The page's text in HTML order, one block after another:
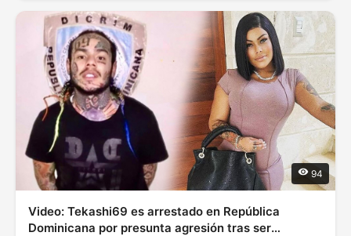
94
Video: Tekashi69 es arrestado en República
Dominicana por presunta agresión tras ser